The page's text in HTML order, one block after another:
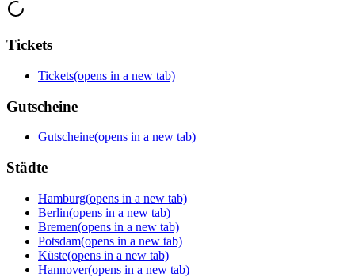
Tickets
Tickets(opens in a new tab)
Gutscheine
Gutscheine(opens in a new tab)
Städte
Hamburg(opens in a new tab)
Berlin(opens in a new tab)
Bremen(opens in a new tab)
Potsdam(opens in a new tab)
Küste(opens in a new tab)
Hannover(opens in a new tab)